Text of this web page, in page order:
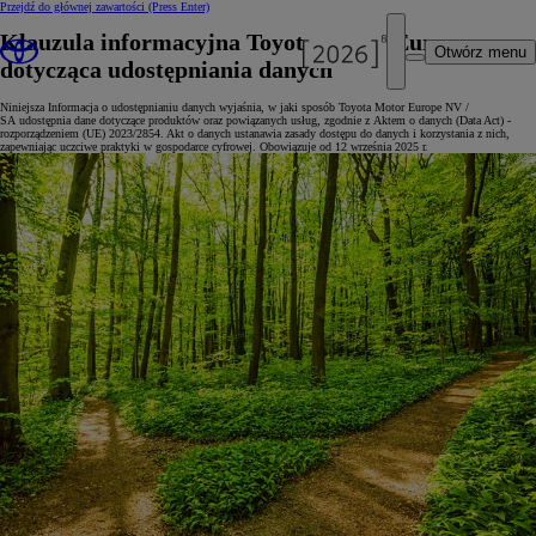
Przejdź do głównej zawartości (Press Enter)
Otwórz menu
Klauzula informacyjna Toyota Motor Europe
dotycząca udostępniania danych
Niniejsza Informacja o udostępnianiu danych wyjaśnia, w jaki sposób Toyota Motor Europe NV /
SA udostępnia dane dotyczące produktów oraz powiązanych usług, zgodnie z Aktem o danych (Data Act) -
rozporządzeniem (UE) 2023/2854. Akt o danych ustanawia zasady dostępu do danych i korzystania z nich,
zapewniając uczciwe praktyki w gospodarce cyfrowej. Obowiązuje od 12 września 2025 r.